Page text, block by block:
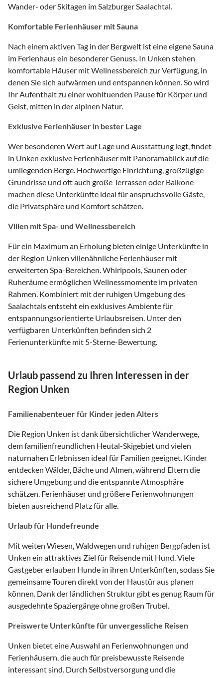
Wander- oder Skitagen im Salzburger Saalachtal.
Komfortable Ferienhäuser mit Sauna
Nach einem aktiven Tag in der Bergwelt ist eine eigene Sauna
im Ferienhaus ein besonderer Genuss. In Unken stehen
komfortable Häuser mit Wellnessbereich zur Verfügung, in
denen Sie sich aufwärmen und entspannen können. So wird
Ihr Aufenthalt zu einer wohltuenden Pause für Körper und
Geist, mitten in der alpinen Natur.
Exklusive Ferienhäuser in bester Lage
Wer besonderen Wert auf Lage und Ausstattung legt, findet
in Unken exklusive Ferienhäuser mit Panoramablick auf die
umliegenden Berge. Hochwertige Einrichtung, großzügige
Grundrisse und oft auch große Terrassen oder Balkone
machen diese Unterkünfte ideal für anspruchsvolle Gäste,
die Privatsphäre und Komfort schätzen.
Villen mit Spa- und Wellnessbereich
Für ein Maximum an Erholung bieten einige Unterkünfte in
der Region Unken villenähnliche Ferienhäuser mit
erweiterten Spa-Bereichen. Whirlpools, Saunen oder
Ruheräume ermöglichen Wellnessmomente im privaten
Rahmen. Kombiniert mit der ruhigen Umgebung des
Saalachtals entsteht ein exklusives Ambiente für
entspannungsorientierte Urlaubsreisen. Unter den
verfügbaren Unterkünften befinden sich 2
Ferienunterkünfte mit 5-Sterne-Bewertung.
Urlaub passend zu Ihren Interessen in der
Region Unken
Familienabenteuer für Kinder jeden Alters
Die Region Unken ist dank übersichtlicher Wanderwege,
dem familienfreundlichen Heutal-Skigebiet und vielen
naturnahen Erlebnissen ideal für Familien geeignet. Kinder
entdecken Wälder, Bäche und Almen, während Eltern die
sichere Umgebung und die entspannte Atmosphäre
schätzen. Ferienhäuser und größere Ferienwohnungen
bieten ausreichend Platz für alle.
Urlaub für Hundefreunde
Mit weiten Wiesen, Waldwegen und ruhigen Bergpfaden ist
Unken ein attraktives Ziel für Reisende mit Hund. Viele
Gastgeber erlauben Hunde in ihren Unterkünften, sodass Sie
gemeinsame Touren direkt von der Haustür aus planen
können. Dank der ländlichen Struktur gibt es genug Raum für
ausgedehnte Spaziergänge ohne großen Trubel.
Preiswerte Unterkünfte für unvergessliche Reisen
Unken bietet eine Auswahl an Ferienwohnungen und
Ferienhäusern, die auch für preisbewusste Reisende
interessant sind. Durch Selbstversorgung und die